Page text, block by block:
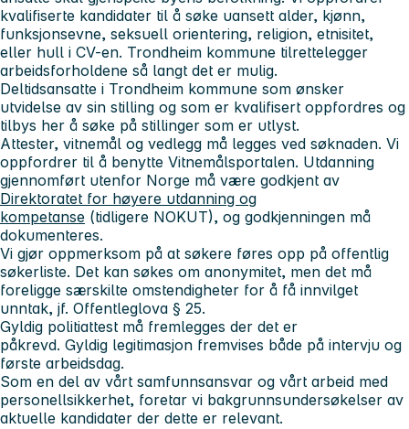
kvalifiserte kandidater til å søke uansett alder, kjønn,
funksjonsevne, seksuell orientering, religion, etnisitet,
eller hull i CV-en. Trondheim kommune tilrettelegger
arbeidsforholdene så langt det er mulig.
Deltidsansatte i Trondheim kommune som ønsker
utvidelse av sin stilling og som er kvalifisert oppfordres og
tilbys her å søke på stillinger som er utlyst.
Attester, vitnemål og vedlegg må legges ved søknaden. Vi
oppfordrer til å benytte Vitnemålsportalen. Utdanning
gjennomført utenfor Norge må være godkjent av
Direktoratet for høyere utdanning og
kompetanse (tidligere NOKUT), og godkjenningen må
dokumenteres.
Vi gjør oppmerksom på at søkere føres opp på offentlig
søkerliste. Det kan søkes om anonymitet, men det må
foreligge særskilte omstendigheter for å få innvilget
unntak, jf. Offentleglova § 25.
Gyldig politiattest må fremlegges der det er
påkrevd. Gyldig legitimasjon fremvises både på intervju og
første arbeidsdag.
Som en del av vårt samfunnsansvar og vårt arbeid med
personellsikkerhet, foretar vi bakgrunnsundersøkelser av
aktuelle kandidater der dette er relevant.